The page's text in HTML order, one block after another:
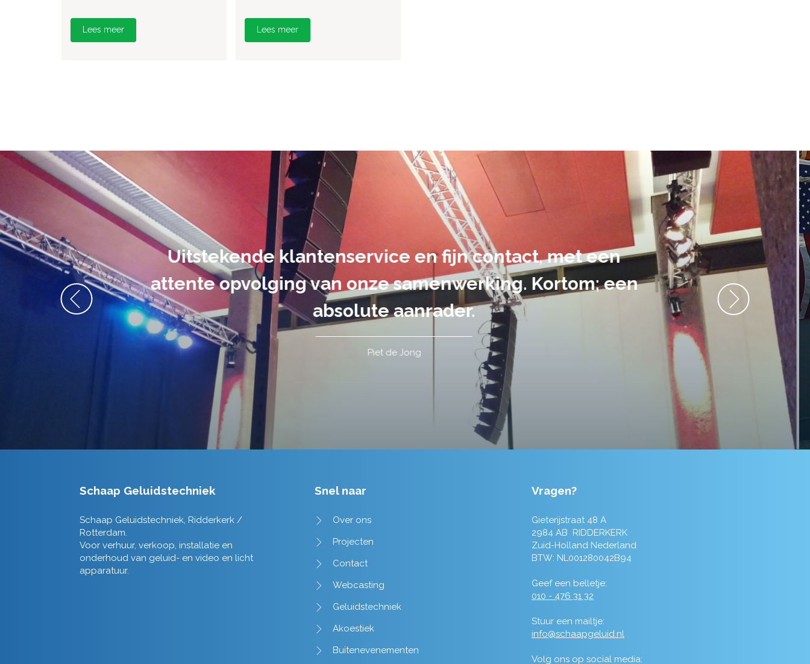
Lees meer Lees meer
De audiovisuele uitvoering van ons evenement heb ik
volledig uit handen gegeven en dat is een aanrader! Alles
tot in de puntjes verzorgd.
Tim de Lange
Schaap Geluidstechniek
Schaap Geluidstechniek, Ridderkerk /
Rotterdam.
Voor verhuur, verkoop, installatie en
onderhoud van geluid- en video en licht
apparatuur.
Snel naar
Over ons
Projecten
Contact
Webcasting
Geluidstechniek
Akoestiek
Buitenevenementen
Vragen?
Gieterijstraat 48 A
2984 AB RIDDERKERK
Zuid-Holland Nederland
BTW: NL001280042B94
Geef een belletje:
010 - 476 31 32
Stuur een mailtje:
info@schaapgeluid.nl
Volg ons op social media: